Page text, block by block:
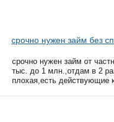
срочно нужен займ без
срочно нужен займ от
тыс. до 1 млн.,отдам в 2
плохая,есть действующие